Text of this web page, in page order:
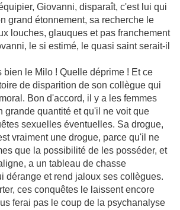
Giovanni, disparaît, c'est lui qui
grand étonnement, sa recherche le
louches, glauques et pas franchement
le si estimé, le quasi saint serait-il
bien le Milo ! Quelle déprime ! Et ce
de disparition de son collègue qui
Bon d'accord, il y a les femmes
grande quantité et qu'il ne voit que
sexuelles éventuelles. Sa drogue,
vraiment une drogue, parce qu'il ne
que la possibilité de les posséder, et
a un tableau de chasse
dérange et rend jaloux ses collègues.
ces conquêtes le laissent encore
ferai pas le coup de la psychanalyse